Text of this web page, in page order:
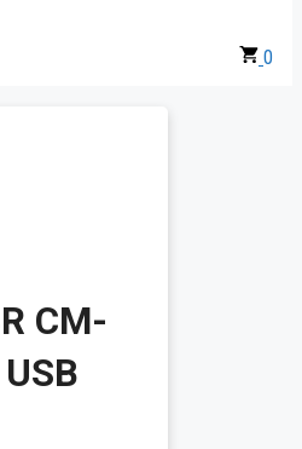
0
CM-